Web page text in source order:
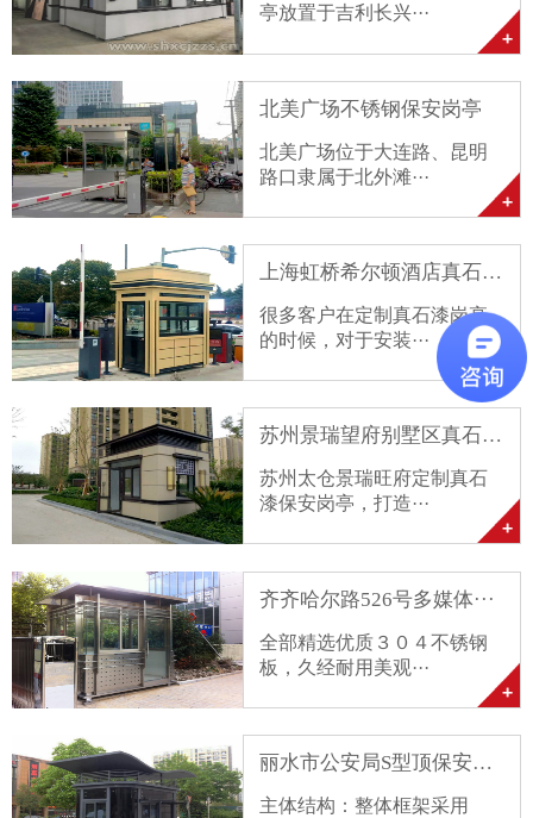
亭放置于吉利长兴···
北美广场不锈钢保安岗亭
北美广场位于大连路、昆明
路口隶属于北外滩···
上海虹桥希尔顿酒店真石漆···
很多客户在定制真石漆岗亭
的时候，对于安装···
苏州景瑞望府别墅区真石漆···
苏州太仓景瑞旺府定制真石
漆保安岗亭，打造···
齐齐哈尔路526号多媒体···
全部精选优质３０４不锈钢
板，久经耐用美观···
丽水市公安局S型顶保安岗···
主体结构：整体框架采用